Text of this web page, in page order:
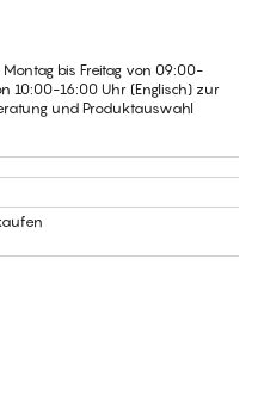
bis Freitag von 09:00-
10:00-16:00 Uhr (Englisch) zur
und Produktauswahl